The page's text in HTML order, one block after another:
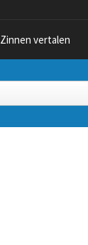
Zinnen vertalen